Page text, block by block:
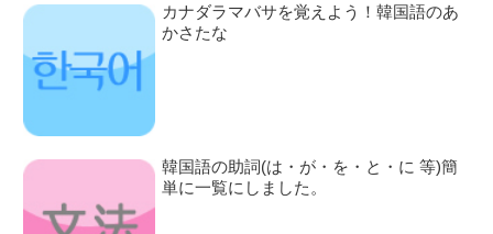
カナダラマバサを覚えよう！韓国語のあ
かさたな
韓国語の助詞(は・が・を・と・に 等)簡
単に一覧にしました。